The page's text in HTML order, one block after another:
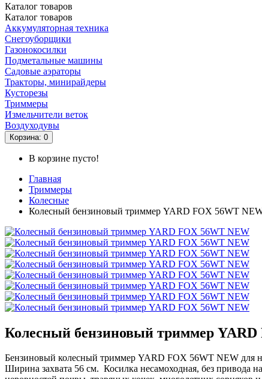
Каталог товаров
Каталог товаров
Аккумуляторная техника
Снегоуборщики
Газонокосилки
Подметальные машины
Садовые аэраторы
Тракторы, минирайдеры
Кусторезы
Триммеры
Измельчители веток
Воздуходувы
Корзина: 0
В корзине пусто!
Главная
Триммеры
Колесные
Колесный бензиновый триммер YARD FOX 56WT
Колесный бензиновый триммер
Бензиновый колесный триммер YARD FOX 56WT NEW для
Ширина захвата 56 см. Косилка несамоходная, без привода